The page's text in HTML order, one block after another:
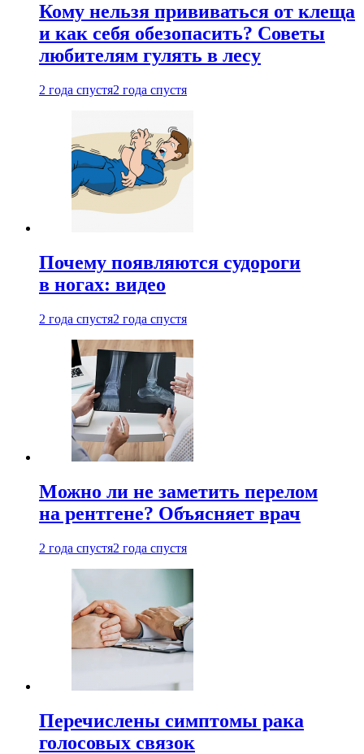
Кому нельзя прививаться от клеща
и как себя обезопасить? Советы
любителям гулять в лесу
2 года спустя2 года спустя
Почему появляются судороги
в ногах: видео
2 года спустя2 года спустя
Можно ли не заметить перелом
на рентгене? Объясняет врач
2 года спустя2 года спустя
Перечислены симптомы рака
голосовых связок